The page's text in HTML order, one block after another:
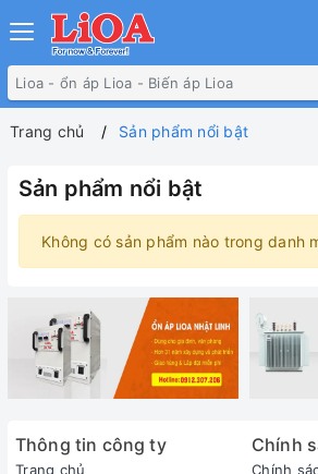
Trang chủ Sản phẩm nổi bật
Sản phẩm nổi bật
Không có sản phẩm nào trong danh
Thông tin công ty
Trang chủ
Chính
Chính